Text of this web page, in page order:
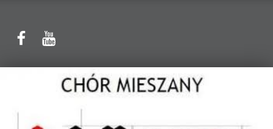
W Rytmie Światła – miasto wyobrażone